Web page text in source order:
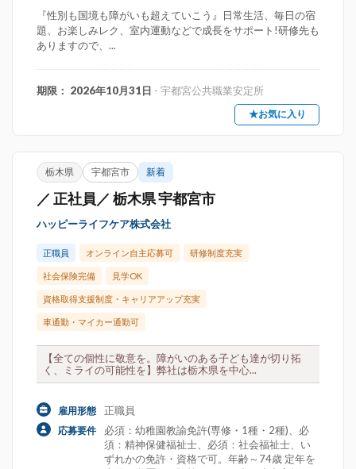
『性別も国境も障がいも超えていこう』日常生活、毎日の宿
題、お楽しみレク、室内運動などで成長をサポート!研修先も
ありますので、...
期限： 2026年10月31日 - 宇都宮公共職業安定所
★お気に入り
栃木県 宇都宮市 新着
／ 正社員／ 栃木県 宇都宮市
ハッピーライフケア株式会社
正職員 オンライン自主応募可 研修制度充実
社会保険完備 見学OK
資格取得支援制度・キャリアアップ充実
車通勤・マイカー通勤可
【全ての個性に敬意を。障がいのある子ども達が切り拓
く、ミライの可能性を】弊社は栃木県を中心...
雇用形態 正職員
応募要件
必須：幼稚園教諭免許(専修・1種・2種)、必
須：精神保健福祉士、必須：社会福祉士、い
ずれかの免許・資格で可。年齢～74歳 定年を